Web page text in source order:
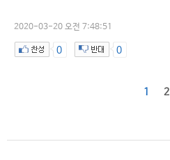
2020-03-20 오전 7:48:51
0 0
1 2